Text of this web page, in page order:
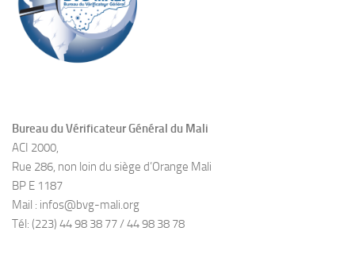
Bureau du Vérificateur Général du Mali
ACI 2000,
Rue 286, non loin du siège d’Orange Mali
BP E 1187
Mail : infos@bvg-mali.org
Tél: (223) 44 98 38 77 / 44 98 38 78